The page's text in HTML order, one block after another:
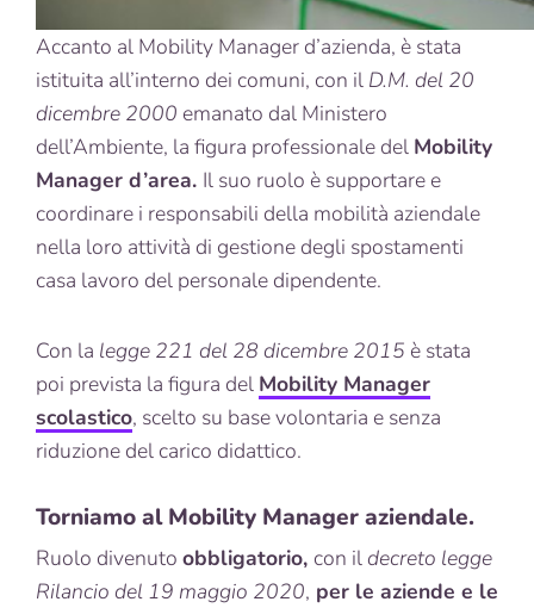
Accanto al Mobility Manager d’azienda, è stata
istituita all’interno dei comuni, con il D.M. del 20
dicembre 2000 emanato dal Ministero
dell’Ambiente, la figura professionale del Mobility
Manager d’area. Il suo ruolo è supportare e
coordinare i responsabili della mobilità aziendale
nella loro attività di gestione degli spostamenti
casa lavoro del personale dipendente.
Con la legge 221 del 28 dicembre 2015 è stata
poi prevista la figura del Mobility Manager
scolastico, scelto su base volontaria e senza
riduzione del carico didattico.
Torniamo al Mobility Manager aziendale.
Ruolo divenuto obbligatorio, con ildecreto legge
Rilancio del 19 maggio 2020, per le aziende e le